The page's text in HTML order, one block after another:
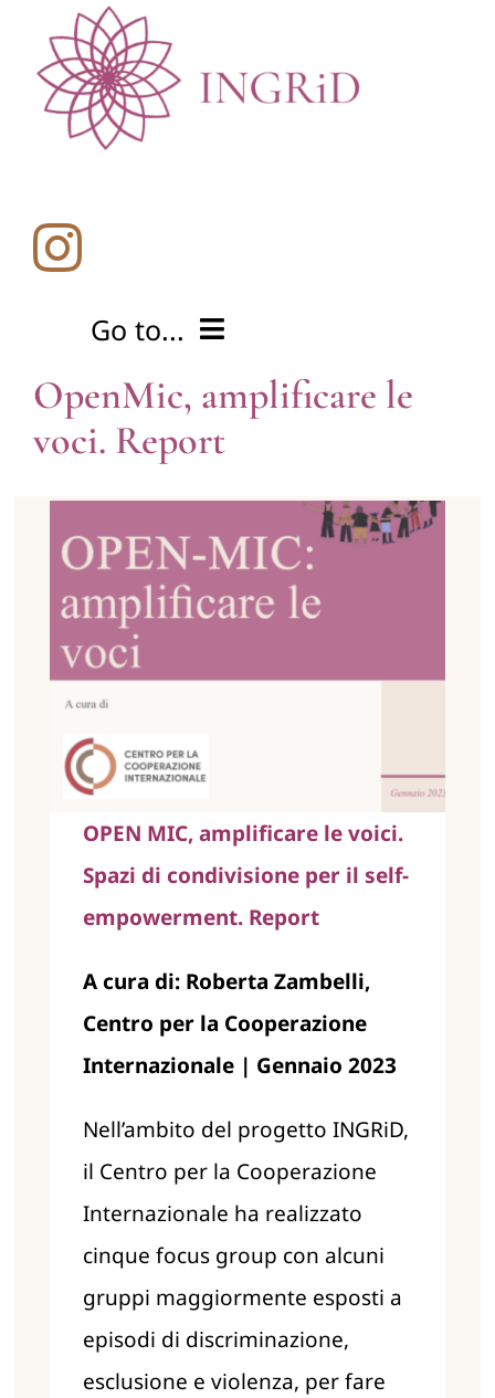
contenuto
Go to...
Home
Formazione
Pubblicazioni
Informazione & advocacy
Chi siamo
OpenMic, amplificare le
voci. Report
OPEN MIC, amplificare le voici.
Spazi di condivisione per il self-
empowerment. Report
A cura di: Roberta Zambelli,
Centro per la Cooperazione
Internazionale | Gennaio 2023
Nell’ambito del progetto INGRiD,
il Centro per la Cooperazione
Internazionale ha realizzato
cinque focus group con alcuni
gruppi maggiormente esposti a
episodi di discriminazione,
esclusione e violenza, per fare